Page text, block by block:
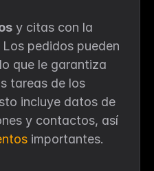
y citas con la
pedidos pueden
que le garantiza
tareas de los
incluye datos de
y contactos, así
importantes.